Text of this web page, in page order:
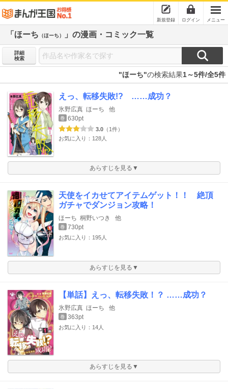
新規登録 ログイン メニュー
「ほーち （ほーち） 」の漫画・コミック一覧
詳細
検索
"ほーち"の検索結果1～5件/全5件
えっ、転移失敗!? ……成功？
氷野広真 ほーち 他
巻 630pt
3.0 （1件）
お気に入り：128人
あらすじを見る▼
天使をイカせてアイテムゲット！！ 絶頂
ガチャでダンジョン攻略！
ほーち 桐野いつき 他
巻 730pt
お気に入り：195人
あらすじを見る▼
【単話】えっ、転移失敗！？ ……成功？
氷野広真 ほーち 他
巻 363pt
お気に入り：14人
あらすじを見る▼